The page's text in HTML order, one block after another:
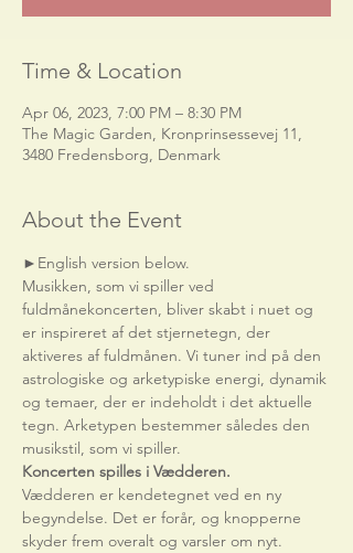
Time & Location
Apr 06, 2023, 7:00 PM – 8:30 PM
The Magic Garden, Kronprinsessevej 11,
3480 Fredensborg, Denmark
About the Event
►English version below.
Musikken, som vi spiller ved
fuldmånekoncerten, bliver skabt i nuet og
er inspireret af det stjernetegn, der
aktiveres af fuldmånen. Vi tuner ind på den
astrologiske og arketypiske energi, dynamik
og temaer, der er indeholdt i det aktuelle
tegn. Arketypen bestemmer således den
musikstil, som vi spiller.
Koncerten spilles i Vædderen.
Vædderen er kendetegnet ved en ny
begyndelse. Det er forår, og knopperne
skyder frem overalt og varsler om nyt.